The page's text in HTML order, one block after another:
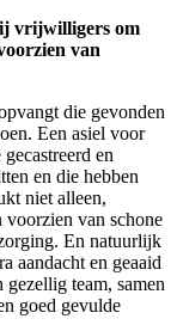
vrijwilligers om
van
die gevonden
Een asiel voor
en
en die hebben
niet alleen,
van schone
En natuurlijk
aandacht en geaaid
team, samen
goed gevulde